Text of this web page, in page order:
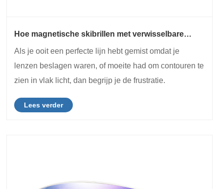
Hoe magnetische skibrillen met verwisselbare
Als je ooit een perfecte lijn hebt gemist omdat je
lenzen beslagen waren, of moeite had om contouren te
zien in vlak licht, dan begrijp je de frustratie.
Lees verder